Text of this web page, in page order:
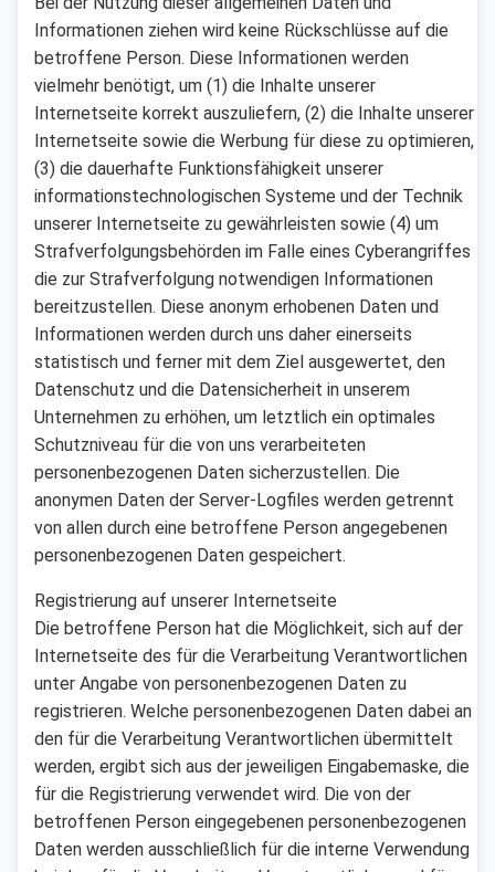
Informationen ziehen wird keine Rückschlüsse auf die
betroffene Person. Diese Informationen werden
vielmehr benötigt, um (1) die Inhalte unserer
Internetseite korrekt auszuliefern, (2) die Inhalte unserer
Internetseite sowie die Werbung für diese zu optimieren,
(3) die dauerhafte Funktionsfähigkeit unserer
informationstechnologischen Systeme und der Technik
unserer Internetseite zu gewährleisten sowie (4) um
Strafverfolgungsbehörden im Falle eines Cyberangriffes
die zur Strafverfolgung notwendigen Informationen
bereitzustellen. Diese anonym erhobenen Daten und
Informationen werden durch uns daher einerseits
statistisch und ferner mit dem Ziel ausgewertet, den
Datenschutz und die Datensicherheit in unserem
Unternehmen zu erhöhen, um letztlich ein optimales
Schutzniveau für die von uns verarbeiteten
personenbezogenen Daten sicherzustellen. Die
anonymen Daten der Server-Logfiles werden getrennt
von allen durch eine betroffene Person angegebenen
personenbezogenen Daten gespeichert.
Registrierung auf unserer Internetseite
Die betroffene Person hat die Möglichkeit, sich auf der
Internetseite des für die Verarbeitung Verantwortlichen
unter Angabe von personenbezogenen Daten zu
registrieren. Welche personenbezogenen Daten dabei an
den für die Verarbeitung Verantwortlichen übermittelt
werden, ergibt sich aus der jeweiligen Eingabemaske, die
für die Registrierung verwendet wird. Die von der
betroffenen Person eingegebenen personenbezogenen
Daten werden ausschließlich für die interne Verwendung